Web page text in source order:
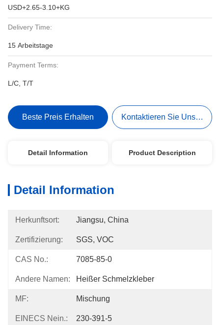
USD+2.65-3.10+KG
Delivery Time:
15 Arbeitstage
Payment Terms:
L/C, T/T
Beste Preis Erhalten Kontaktieren Sie Uns Jetzt
Detail Information Product Description
Detail Information
Herkunftsort: Jiangsu, China
Zertifizierung: SGS, VOC
CAS No.: 7085-85-0
Andere Namen: Heißer Schmelzkleber
MF: Mischung
EINECS Nein.: 230-391-5